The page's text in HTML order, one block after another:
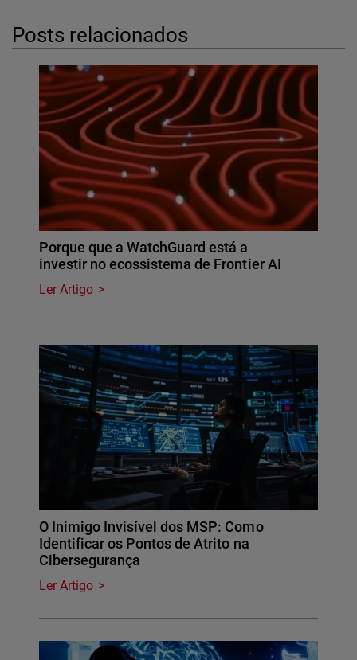
Posts relacionados
Porque que a WatchGuard está a
investir no ecossistema de Frontier AI
Ler Artigo
O Inimigo Invisível dos MSP: Como
Identificar os Pontos de Atrito na
Cibersegurança
Ler Artigo